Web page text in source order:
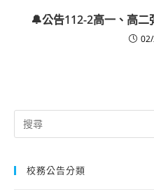
🔔公告112-2高一、高
Search
for:
校務公告分類